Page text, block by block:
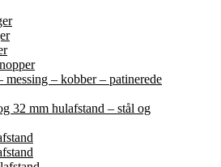
messing – kobber – patinerede
32 mm hulafstand – stål og